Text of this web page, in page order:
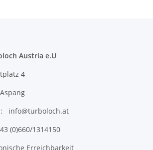
Austria e.U
4
info@turboloch.at
(0)660/1314150
Erreichbarkeit